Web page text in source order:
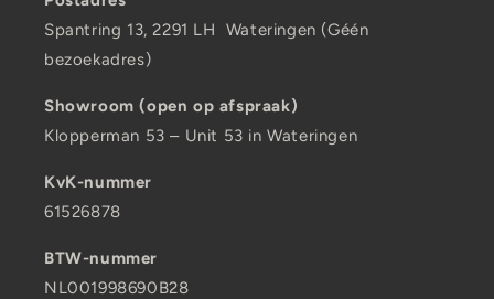
Spantring 13, 2291 LH Wateringen (Géén
bezoekadres)
Showroom (open op afspraak)
Klopperman 53 – Unit 53 in Wateringen
KvK-nummer
61526878
BTW-nummer
NL001998690B28